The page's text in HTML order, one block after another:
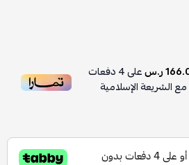
ر.س على4دفعات
الشريعة الإسلامية